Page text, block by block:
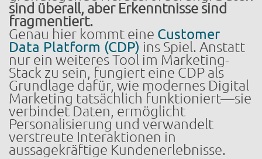
sind überall, aber Erkenntnisse sind
fragmentiert.
Genau hier kommt eine Customer
Data Platform (CDP) ins Spiel. Anstatt
nur ein weiteres Tool im Marketing-
Stack zu sein, fungiert eine CDP als
Grundlage dafür, wie modernes Digital
Marketing tatsächlich funktioniert—sie
verbindet Daten, ermöglicht
Personalisierung und verwandelt
verstreute Interaktionen in
aussagekräftige Kundenerlebnisse.